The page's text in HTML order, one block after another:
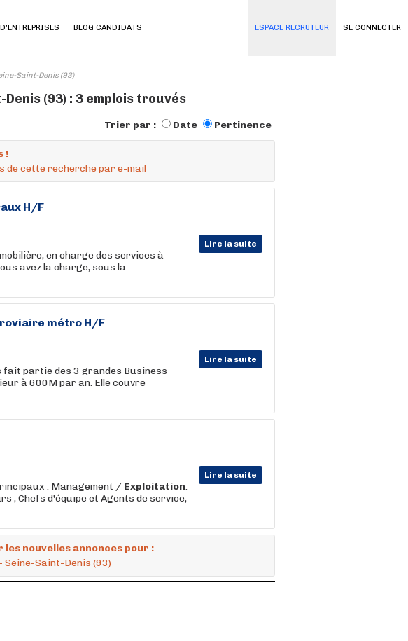
SE CONNECTER
BLOG CANDIDATS ESPACE RECRUTEUR
Saint-Denis (93)
(93) : 3 emplois trouvés
Trier par : Date Pertinence
!
de cette recherche par e-mail
H/F
Lire la suite
en charge des services à
avez la charge, sous la
métro H/F
Lire la suite
partie des 3 grandes Business
à 600M par an. Elle couvre
Lire la suite
: Management / Exploitation:
; Chefs d'équipe et Agents de service,
nouvelles annonces pour :
Seine-Saint-Denis (93)